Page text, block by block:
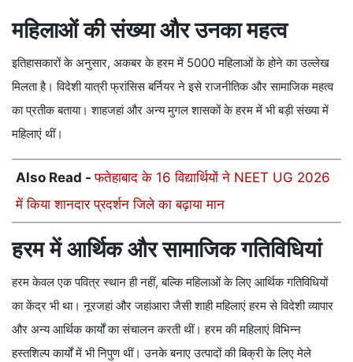
महिलाओं की संख्या और उनका महत्व
इतिहासकारों के अनुसार, अकबर के हरम में 5000 महिलाओं के होने का उल्लेख
मिलता है। विदेशी यात्री फ्रांसिस बर्नियर ने इसे राजनीतिक और सामाजिक महत्व
का प्रतीक बताया। शाहजहां और अन्य मुगल शासकों के हरम में भी बड़ी संख्या में
महिलाएं थीं।
Also Read -फतेहाबाद के 16 विद्यार्थियों ने NEET UG 2026
में किया शानदार प्रदर्शन जिले का बढ़ाया मान
हरम में आर्थिक और सामाजिक गतिविधियां
हरम केवल एक पवित्र स्थान ही नहीं, बल्कि महिलाओं के लिए आर्थिक गतिविधियों
का केंद्र भी था। नूरजहां और जहांआरा जैसी शाही महिलाएं हरम से विदेशी व्यापार
और अन्य आर्थिक कार्यों का संचालन करती थीं। हरम की महिलाएं विभिन्न
हस्तशिल्प कार्यों में भी निपुण थीं। उनके बनाए उत्पादों की बिक्री के लिए मेले